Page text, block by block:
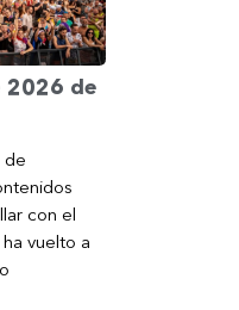
2026 de
de
con el
vuelto a